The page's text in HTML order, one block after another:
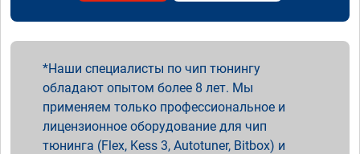
Наши специалисты по чип тюнингу
обладают опытом более 8 лет. Мы
применяем только профессиональное и
лицензионное оборудование для чип
тюнинга (Flex, Kess 3, Autotuner, Bitbox) и